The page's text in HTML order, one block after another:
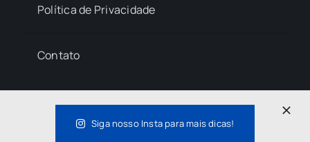
Política de Privacidade
Contato
Siga nosso Insta para mais dicas!